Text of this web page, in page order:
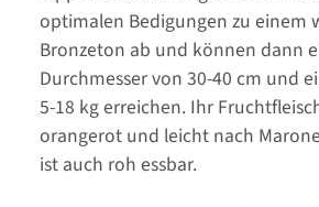
optimalen Bedigungen zu einem
Bronzeton ab und können dann
Durchmesser von 30-40 cm und
5-18 kg erreichen. Ihr
orangerot und leicht nach
ist auch roh essbar.